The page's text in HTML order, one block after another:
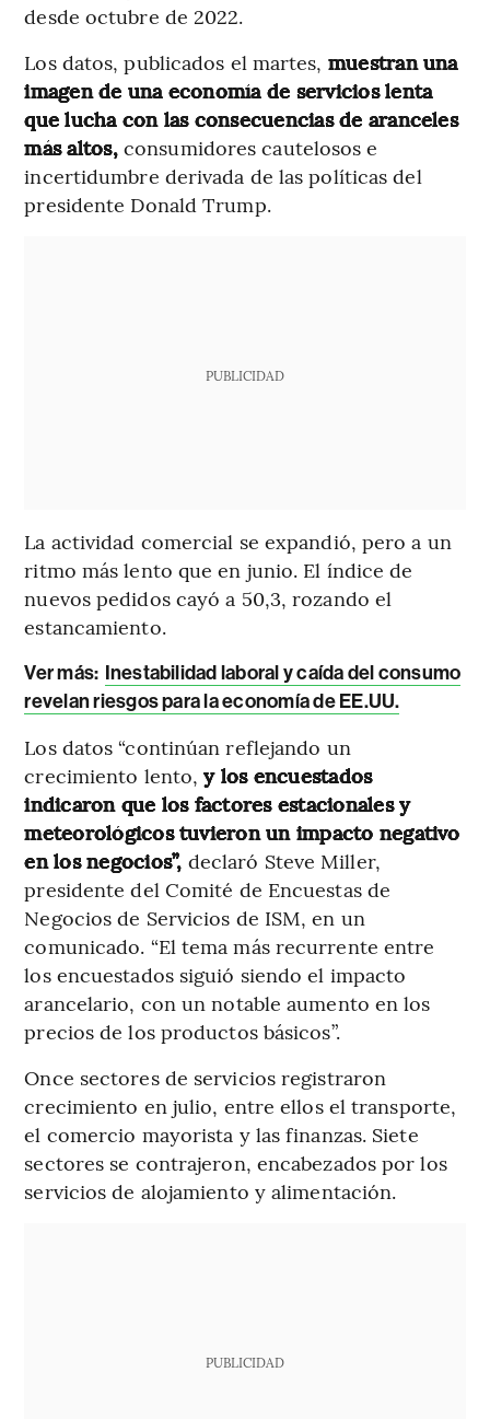
desde octubre de 2022.
Los datos, publicados el martes, muestran una
imagen de una economía de servicios lenta
que lucha con las consecuencias de aranceles
más altos,consumidores cautelosos e
incertidumbre derivada de las políticas del
presidente Donald Trump.
PUBLICIDAD
La actividad comercial se expandió, pero a un
ritmo más lento que en junio. El índice de
nuevos pedidos cayó a 50,3, rozando el
estancamiento.
Ver más: Inestabilidad laboral y caída del consumo
revelan riesgos para la economía de EE.UU.
Los datos “continúan reflejando un
crecimiento lento,y los encuestados
indicaron que los factores estacionales y
meteorológicos tuvieron un impacto negativo
en los negocios”, declaró Steve Miller,
presidente del Comité de Encuestas de
Negocios de Servicios de ISM, en un
comunicado. “El tema más recurrente entre
los encuestados siguió siendo el impacto
arancelario, con un notable aumento en los
precios de los productos básicos”.
Once sectores de servicios registraron
crecimiento en julio, entre ellos el transporte,
el comercio mayorista y las finanzas. Siete
sectores se contrajeron, encabezados por los
servicios de alojamiento y alimentación.
PUBLICIDAD